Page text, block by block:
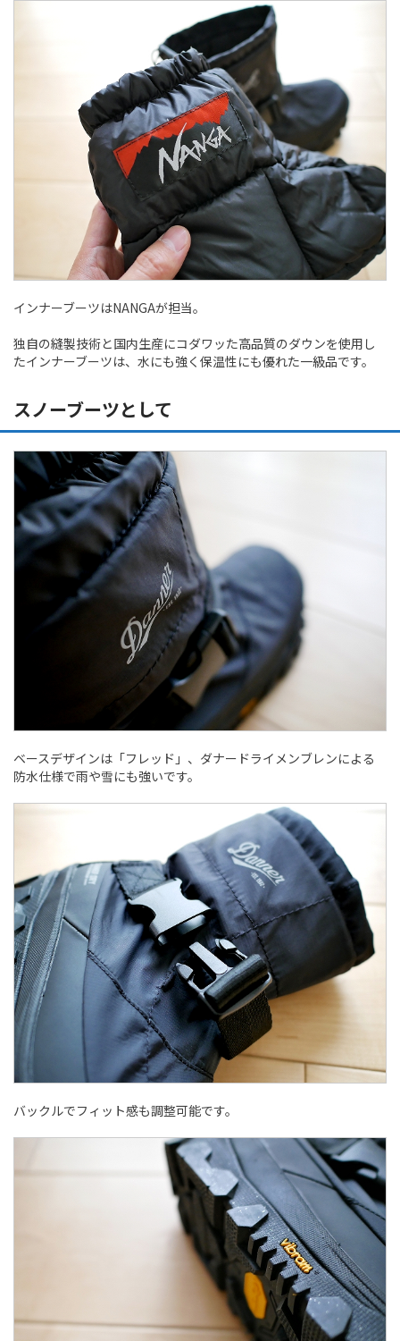
インナーブーツはNANGAが担当。
独自の縫製技術と国内生産にコダワッた高品質のダウンを使用し
たインナーブーツは、水にも強く保温性にも優れた一級品です。
スノーブーツとして
ベースデザインは「フレッド」、ダナードライメンブレンによる
防水仕様で雨や雪にも強いです。
バックルでフィット感も調整可能です。